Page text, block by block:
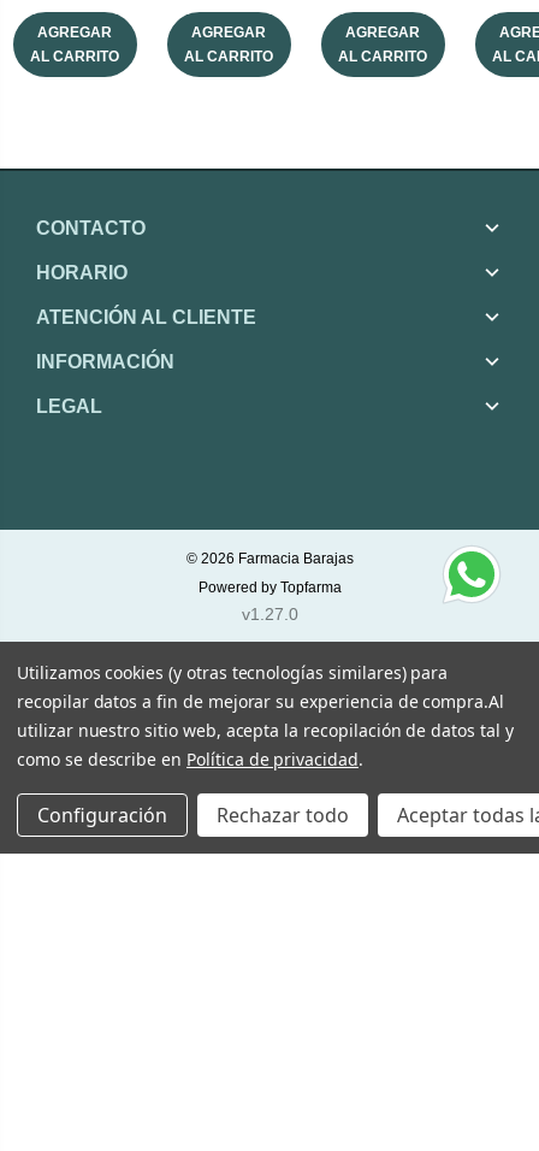
AGREGAR
AL CARRITO
AGREGAR
AL CARRITO
AGREGAR
AL CARRITO
AL
CONTACTO
HORARIO
ATENCIÓN AL CLIENTE
INFORMACIÓN
LEGAL
© 2026 Farmacia Barajas
Powered by Topfarma
v1.27.0
Utilizamos cookies (y otras tecnologías similares) para
recopilar datos a fin de mejorar su experiencia de compra.Al
utilizar nuestro sitio web, acepta la recopilación de datos tal y
como se describe en Política de privacidad.
Configuración Rechazar todo Aceptar todas